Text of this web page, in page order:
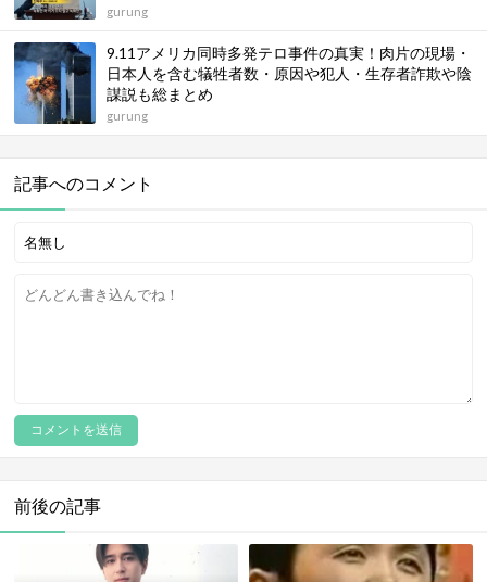
gurung
9.11アメリカ同時多発テロ事件の真実！肉片の現場・
日本人を含む犠牲者数・原因や犯人・生存者詐欺や陰
謀説も総まとめ
gurung
記事へのコメント
前後の記事